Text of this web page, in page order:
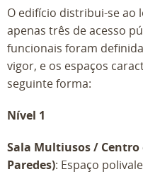
O edifício distribui-se ao
apenas três de acesso
funcionais foram
vigor, e os espaços
seguinte forma:
Nível 1
Sala Multiusos / Centro
Paredes): Espaço